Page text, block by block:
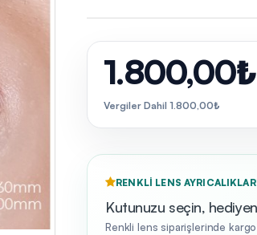
1.800,00₺
Vergiler Dahil 1.800,00₺
RENKLI LENS
Kutunuzu seçin,
Renkli lens siparişlerinde